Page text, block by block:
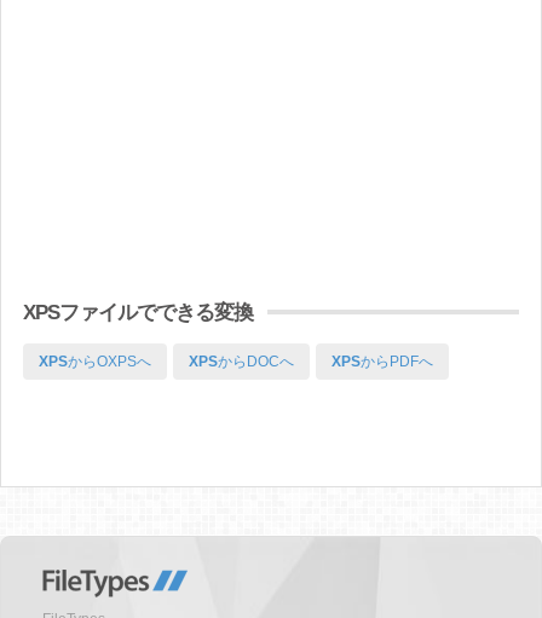
XPSファイルでできる変換
XPSからOXPSへ XPSからDOCへ XPSからPDFへ